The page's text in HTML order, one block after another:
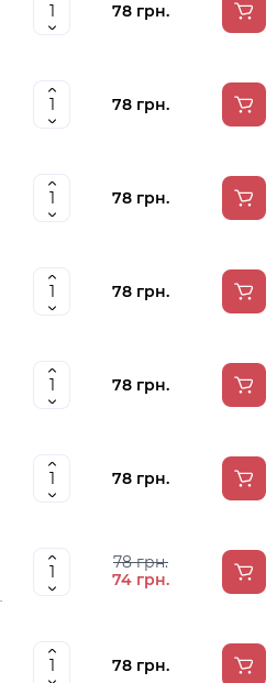
78 грн.
78 грн.
78 грн.
78 грн.
78 грн.
78 грн.
78 грн.
74 грн.
78 грн.